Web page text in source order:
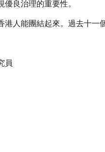
優良治理的重要性。
港人能團結起來。過去十一
員